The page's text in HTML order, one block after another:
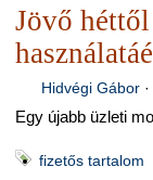
Jövő
Hidvégi Gábor·
Egy újabb üzleti
fizetős tartalom